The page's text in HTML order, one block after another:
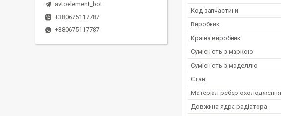
Код запчастини
Виробник
Країна виробник
Сумісність з маркою
Сумісність з моделлю
Стан
Матеріал ребер охолодження
Довжина ядра радіатора
avtoelement_bot
+380675117787
+380675117787